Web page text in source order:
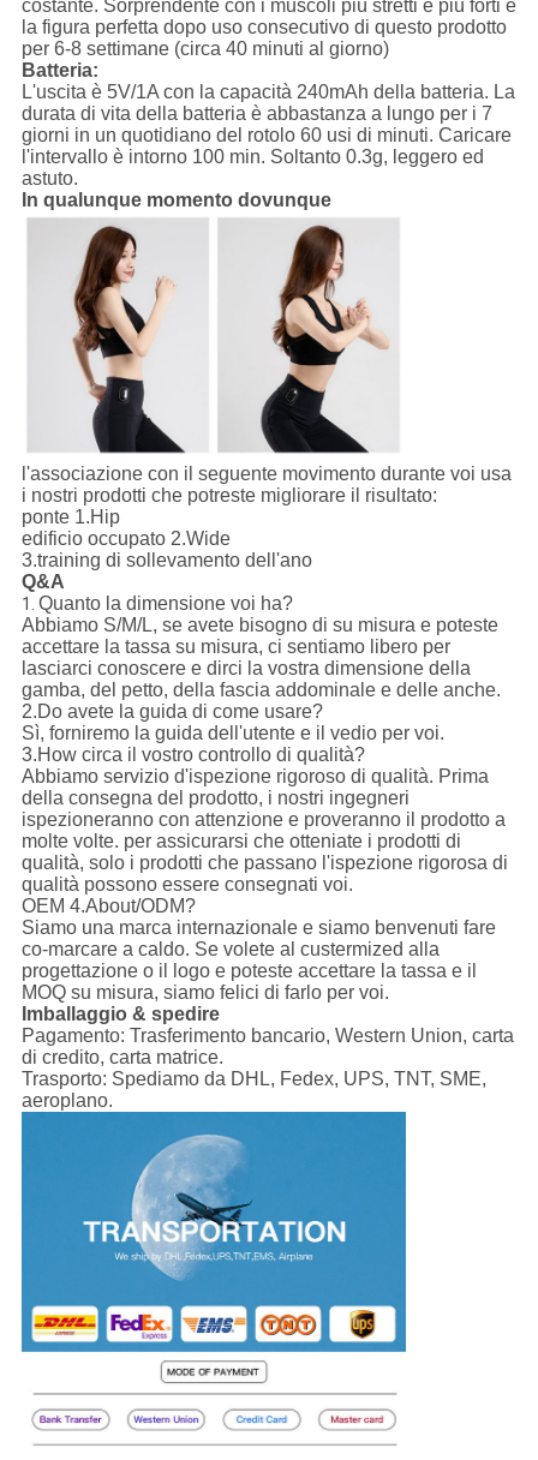
costante. Sorprendente con i muscoli più stretti e più forti e
la figura perfetta dopo uso consecutivo di questo prodotto
per 6-8 settimane (circa 40 minuti al giorno)
Batteria:
L'uscita è 5V/1A con la capacità 240mAh della batteria. La
durata di vita della batteria è abbastanza a lungo per i 7
giorni in un quotidiano del rotolo 60 usi di minuti. Caricare
l'intervallo è intorno 100 min. Soltanto 0.3g, leggero ed
astuto.
In qualunque momento dovunque
l'associazione con il seguente movimento durante voi usa
i nostri prodotti che potreste migliorare il risultato:
ponte 1.Hip
edificio occupato 2.Wide
3.training di sollevamento dell'ano
Q&A
1. Quanto la dimensione voi ha?
Abbiamo S/M/L, se avete bisogno di su misura e poteste
accettare la tassa su misura, ci sentiamo libero per
lasciarci conoscere e dirci la vostra dimensione della
gamba, del petto, della fascia addominale e delle anche.
2.Do avete la guida di come usare?
Sì, forniremo la guida dell'utente e il vedio per voi.
3.How circa il vostro controllo di qualità?
Abbiamo servizio d'ispezione rigoroso di qualità. Prima
della consegna del prodotto, i nostri ingegneri
ispezioneranno con attenzione e proveranno il prodotto a
molte volte. per assicurarsi che otteniate i prodotti di
qualità, solo i prodotti che passano l'ispezione rigorosa di
qualità possono essere consegnati voi.
OEM 4.About/ODM?
Siamo una marca internazionale e siamo benvenuti fare
co-marcare a caldo. Se volete al custermized alla
progettazione o il logo e poteste accettare la tassa e il
MOQ su misura, siamo felici di farlo per voi.
Imballaggio & spedire
Pagamento: Trasferimento bancario, Western Union, carta
di credito, carta matrice.
Trasporto: Spediamo da DHL, Fedex, UPS, TNT, SME,
aeroplano.